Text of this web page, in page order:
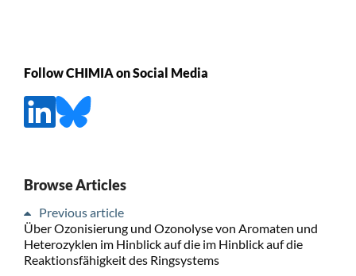
Follow CHIMIA on Social Media
Browse Articles
Previous article
Über Ozonisierung und Ozonolyse von Aromaten und
Heterozyklen im Hinblick auf die im Hinblick auf die
Reaktionsfähigkeit des Ringsystems